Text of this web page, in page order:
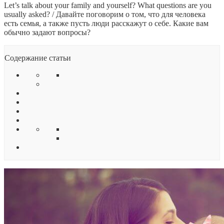
Let’s talk about your family and yourself? What questions are you
usually asked? / Давайте поговорим о том, что для человека
есть семья, а также пусть люди расскажут о себе. Какие вам
обычно задают вопросы?
Содержание статьи